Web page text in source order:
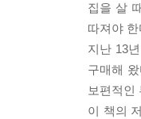
미혼일
문이다.
민하지
물리적
--- p. 168
집을 살
따져야 한
지난 13
구매해
보편적인
이 책의